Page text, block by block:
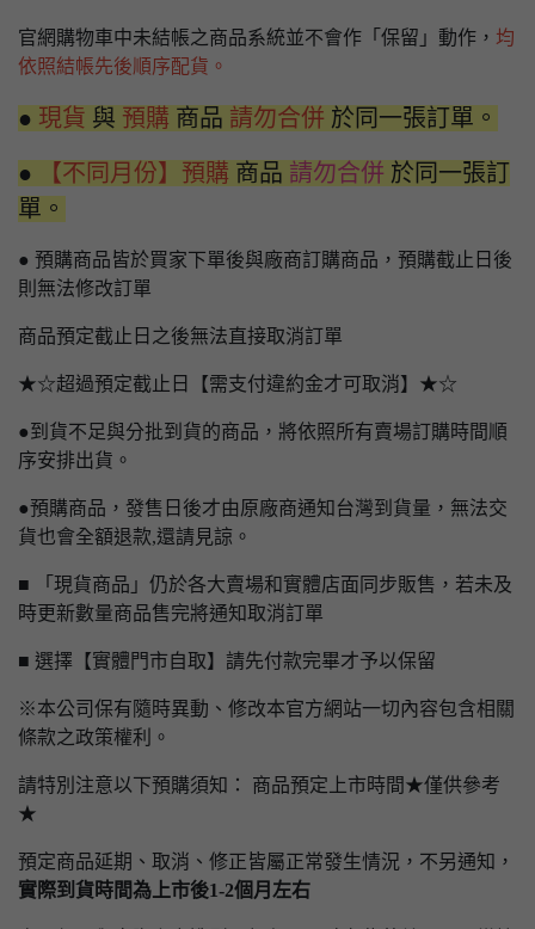
官網購物車中未結帳之商品系統並不會作「保留」動作， 均
依照結帳先後順序配貨。
● 現貨 與 預購 商品 請勿合併 於同一張訂單。
● 【不同月份】預購 商品 請勿合併 於同一張訂
單。
● 預購商品皆於買家下單後與廠商訂購商品，預購截止日後
則無法修改訂單
商品預定截止日之後無法直接取消訂單
★☆超過預定截止日【需支付違約金才可取消】★☆
●到貨不足與分批到貨的商品，將依照所有賣場訂購時間順
序安排出貨。
●預購商品，發售日後才由原廠商通知台灣到貨量，無法交
貨也會全額退款,還請見諒。
■ 「現貨商品」仍於各大賣場和實體店面同步販售，若未及
時更新數量商品售完將通知取消訂單
■ 選擇【實體門市自取】請先付款完畢才予以保留
※本公司保有隨時異動、修改本官方網站一切內容包含相關
條款之政策權利。
請特別注意以下預購須知： 商品預定上市時間★僅供參考
★
預定商品延期、取消、修正皆屬正常發生情況，不另通知，
實際到貨時間為上市後1-2個月左右